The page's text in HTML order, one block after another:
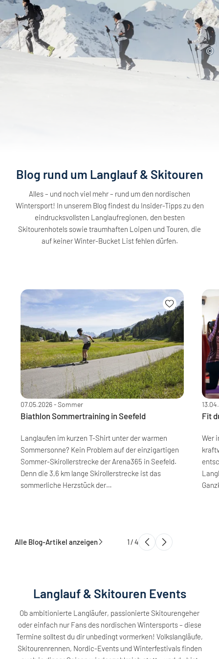
Blog rund um Langlauf & Skitouren
Alles – und noch viel mehr – rund um den nordischen
Wintersport! In unserem Blog findest du Insider-Tipps zu den
eindrucksvollsten Langlaufregionen, den besten
Skitourenhotels sowie traumhaften Loipen und Touren, die
auf keiner Winter-Bucket List fehlen dürfen.
07.05.2026- Sommer
Biathlon Sommertraining in Seefeld
Langlaufen im kurzen T-Shirt unter der warmen
Sommersonne? Kein Problem auf der einzigartigen
Sommer-Skirollerstrecke der Arena365 in Seefeld.
Denn die 3,6 km lange Skirollerstrecke ist das
sommerliche Herzstück der…
Fit
Wer
Alle Blog-Artikel anzeigen 1 /4
Langlauf & Skitouren Events
Ob ambitionierte Langläufer, passionierte Skitourengeher
oder einfach nur Fans des nordischen Wintersports – diese
Termine solltest du dir unbedingt vormerken! Volkslangläufe,
Skitourenrennen, Nordic-Events und Winterfestivals finden